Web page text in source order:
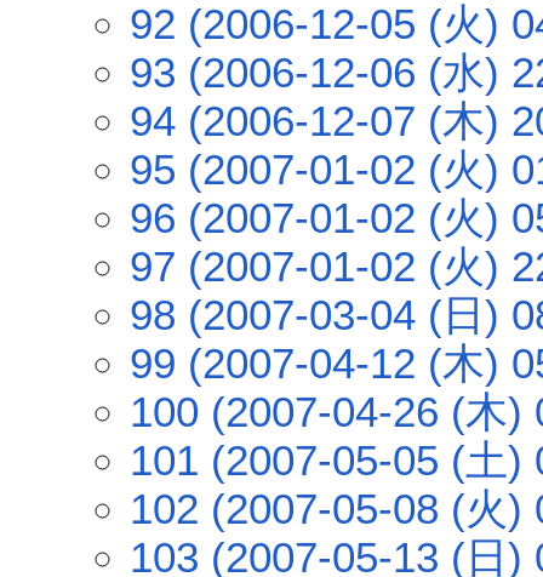
92 (2006-12-05 (火)
93 (2006-12-06 (水)
94 (2006-12-07 (木)
95 (2007-01-02 (火)
96 (2007-01-02 (火)
97 (2007-01-02 (火)
98 (2007-03-04 (日)
99 (2007-04-12 (木)
100 (2007-04-26 (木)
101 (2007-05-05 (土)
102 (2007-05-08 (火)
103 (2007-05-13 (日)